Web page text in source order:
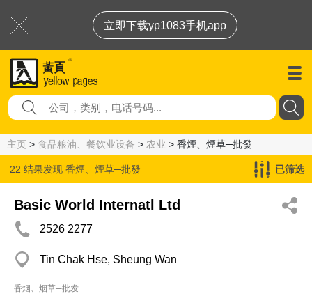
立即下载yp1083手机app
主页 > 食品粮油、餐饮业设备 > 农业 > 香煙、煙草─批發
22 结果发现 香煙、煙草─批發 已筛选
Basic World Internatl Ltd
2526 2277
Tin Chak Hse, Sheung Wan
香烟、烟草─批发